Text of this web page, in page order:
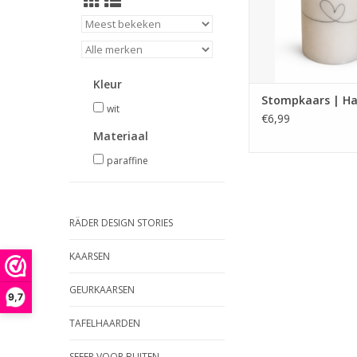
9,7
Kleur
wit
Materiaal
paraffine
RÄDER DESIGN STORIES
KAARSEN
GEURKAARSEN
TAFELHAARDEN
Stompkaars |
€6,99